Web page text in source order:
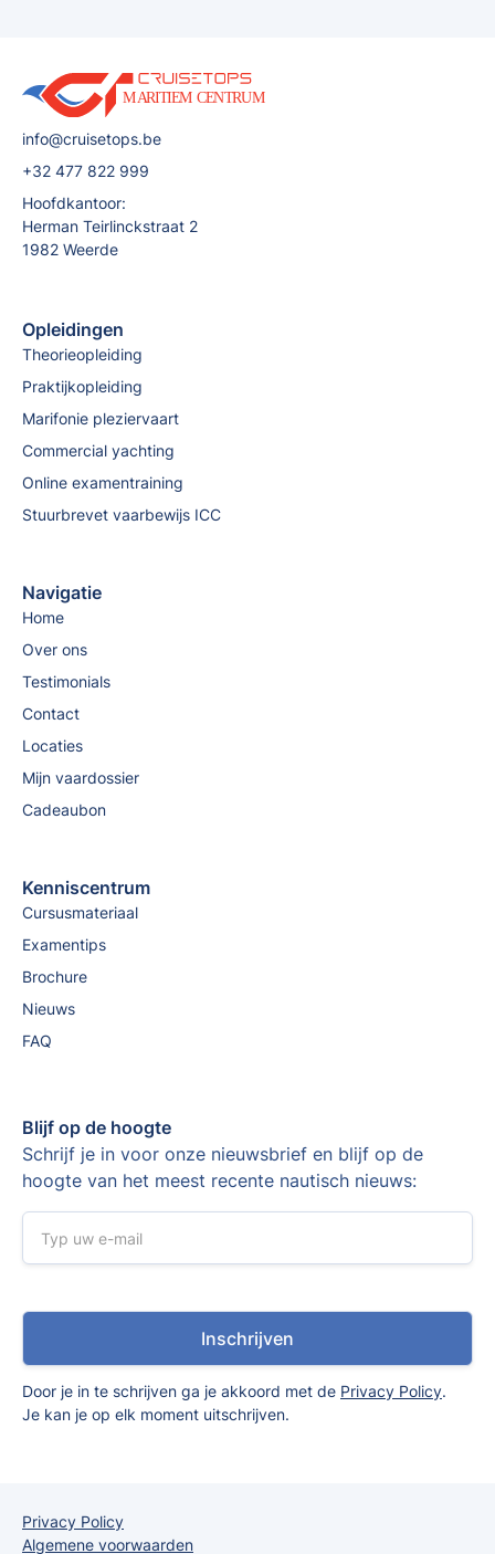
info@cruisetops.be
+32 477 822 999
Hoofdkantoor:
Herman Teirlinckstraat 2
1982 Weerde
Opleidingen
Theorieopleiding
Praktijkopleiding
Marifonie pleziervaart
Commercial yachting
Online examentraining
Stuurbrevet vaarbewijs ICC
Navigatie
Home
Over ons
Testimonials
Contact
Locaties
Mijn vaardossier
Cadeaubon
Kenniscentrum
Cursusmateriaal
Examentips
Brochure
Nieuws
FAQ
Blijf op de hoogte
Schrijf je in voor onze nieuwsbrief en blijf op de
hoogte van het meest recente nautisch nieuws:
Door je in te schrijven ga je akkoord met de Privacy Policy.
Je kan je op elk moment uitschrijven.
Privacy Policy
Algemene voorwaarden